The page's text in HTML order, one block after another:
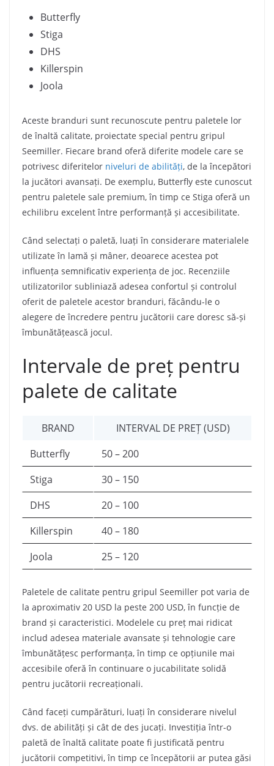
Butterfly
Stiga
DHS
Killerspin
Joola
Aceste branduri sunt recunoscute pentru paletele lor
de înaltă calitate, proiectate special pentru gripul
Seemiller. Fiecare brand oferă diferite modele care se
potrivesc diferitelor niveluri de abilități, de la începători
la jucători avansați. De exemplu, Butterfly este cunoscut
pentru paletele sale premium, în timp ce Stiga oferă un
echilibru excelent între performanță și accesibilitate.
Când selectați o paletă, luați în considerare materialele
utilizate în lamă și mâner, deoarece acestea pot
influența semnificativ experiența de joc. Recenziile
utilizatorilor subliniază adesea confortul și controlul
oferit de paletele acestor branduri, făcându-le o
alegere de încredere pentru jucătorii care doresc să-și
îmbunătățească jocul.
Intervale de preț pentru
palete de calitate
BRAND
INTERVAL DE PREȚ (USD)
Butterfly
50 – 200
Stiga
30 – 150
DHS
20 – 100
Killerspin
40 – 180
Joola
25 – 120
Paletele de calitate pentru gripul Seemiller pot varia de
la aproximativ 20 USD la peste 200 USD, în funcție de
brand și caracteristici. Modelele cu preț mai ridicat
includ adesea materiale avansate și tehnologie care
îmbunătățesc performanța, în timp ce opțiunile mai
accesibile oferă în continuare o jucabilitate solidă
pentru jucătorii recreaționali.
Când faceți cumpărături, luați în considerare nivelul
dvs. de abilități și cât de des jucați. Investiția într-o
paletă de înaltă calitate poate fi justificată pentru
jucătorii competitivi, în timp ce începătorii ar putea găsi